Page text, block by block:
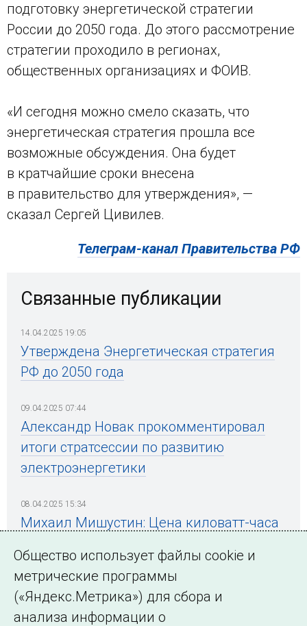
подготовку энергетической стратегии
России до 2050 года. До этого рассмотрение
стратегии проходило в регионах,
общественных организациях и ФОИВ.
«И сегодня можно смело сказать, что
энергетическая стратегия прошла все
возможные обсуждения. Она будет
в кратчайшие сроки внесена
в правительство для утверждения», —
сказал Сергей Цивилев.
Телеграм-канал Правительства РФ
Связанные публикации
14.04.2025 19:05
Утверждена Энергетическая стратегия
РФ до 2050 года
09.04.2025 07:44
Александр Новак прокомментировал
итоги стратсессии по развитию
электроэнергетики
08.04.2025 15:34
Михаил Мишустин: Цена киловатт-часа
← Все публикации
Общество использует файлы cookie и
метрические программы
(«Яндекс.Метрика») для сбора и
анализа информации о